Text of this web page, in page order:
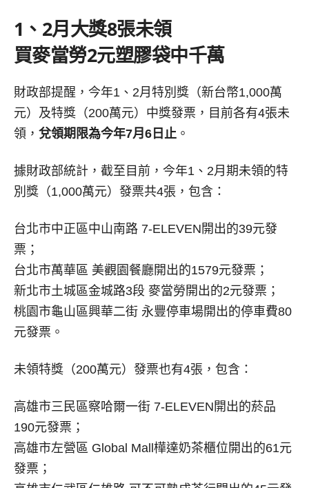
1、2月大獎8張未領
買麥當勞2元塑膠袋中千萬
財政部提醒，今年1、2月特別獎（新台幣1,000萬
元）及特獎（200萬元）中獎發票，目前各有4張未
領， 兌領期限為今年7月6日止 。
據財政部統計，截至目前，今年1、2月期未領的特
別獎（1,000萬元）發票共4張，包含：
台北市中正區中山南路 7-ELEVEN開出的39元發
票；
台北市萬華區 美觀園餐廳開出的1579元發票；
新北市土城區金城路3段 麥當勞開出的2元發票；
桃園市龜山區興華二街 永豐停車場開出的停車費80
元發票。
未領特獎（200萬元）發票也有4張，包含：
高雄市三民區察哈爾一街 7-ELEVEN開出的菸品
190元發票；
高雄市左營區 Global Mall樺達奶茶櫃位開出的61元
發票；